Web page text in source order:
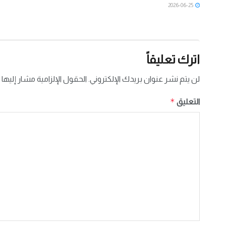
2026-06-25
اترك تعليقاً
لن يتم نشر عنوان بريدك الإلكتروني. الحقول الإلزامية مشار إليها
التعليق *